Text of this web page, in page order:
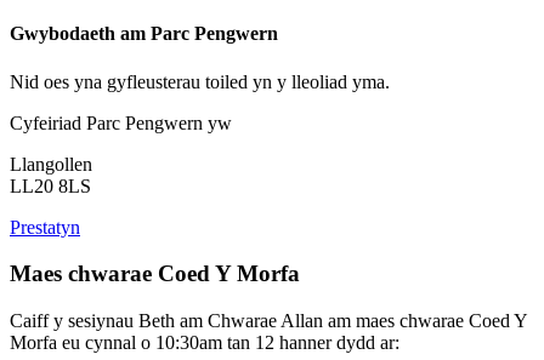
Gwybodaeth am Parc Pengwern
Nid oes yna gyfleusterau toiled yn y lleoliad yma.
Cyfeiriad Parc Pengwern yw
Llangollen
LL20 8LS
Prestatyn
Maes chwarae Coed Y Morfa
Caiff y sesiynau Beth am Chwarae Allan am maes chwarae Coed Y
Morfa eu cynnal o 10:30am tan 12 hanner dydd ar: